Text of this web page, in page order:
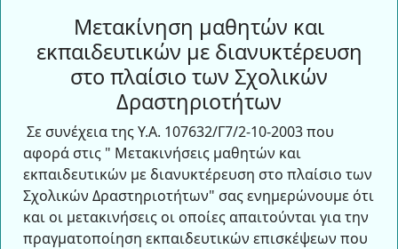
Μετακίνηση μαθητών και
εκπαιδευτικών με διανυκτέρευση
στο πλαίσιο των Σχολικών
Δραστηριοτήτων
Σε συνέχεια της Υ.Α. 107632/Γ7/2-10-2003 που
αφορά στις " Μετακινήσεις μαθητών και
εκπαιδευτικών με διανυκτέρευση στο πλαίσιο των
Σχολικών Δραστηριοτήτων" σας ενημερώνουμε ότι
και οι μετακινήσεις οι οποίες απαιτούνται για την
πραγματοποίηση εκπαιδευτικών επισκέψεων που